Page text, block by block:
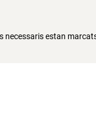
necessaris estan